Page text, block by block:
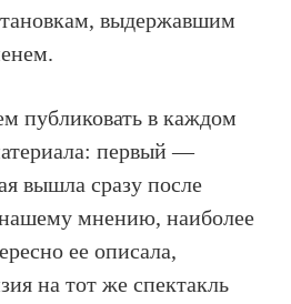
выдержавшим
публиковать в каждом
первый —
вышла сразу после
мнению, наиболее
ее описала,
на тот же спектакль